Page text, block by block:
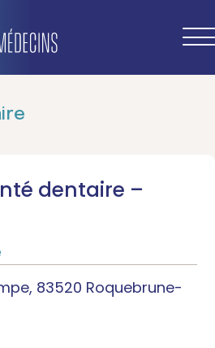
dentaire –
83520 Roquebrune-